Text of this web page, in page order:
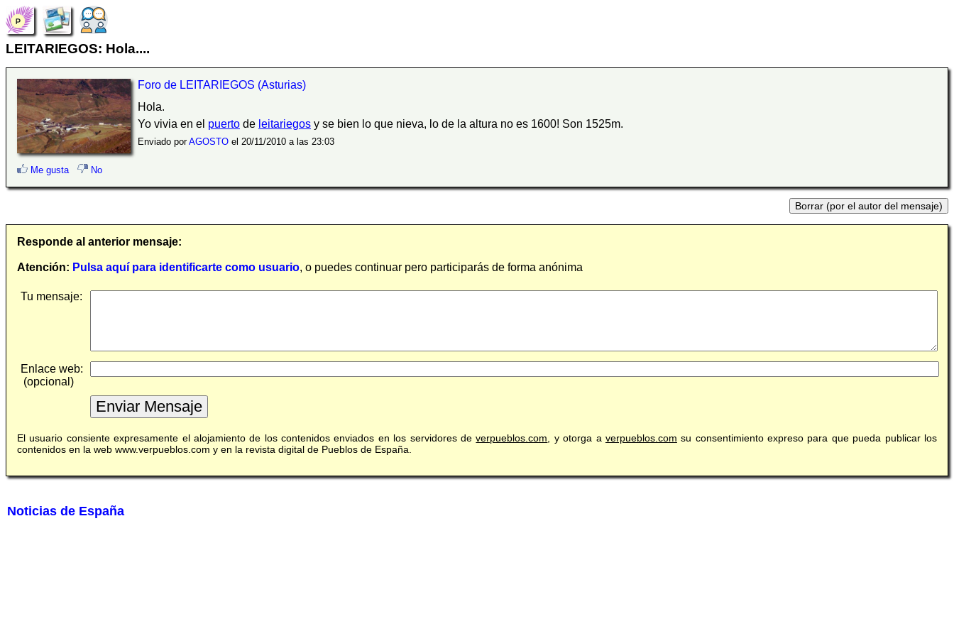
LEITARIEGOS: Hola....
Foro de LEITARIEGOS (Asturias)
Hola.
Yo vivia en el puerto de leitariegos y se bien lo que nieva, lo de la altura no es 1600! Son 1525m.
Enviado porAGOSTO el 20/11/2010 a las 23:03
Me gusta No
Responde al anterior mensaje:
Atención: Pulsa aquí para identificarte como usuario, o puedes continuar pero participarás de forma anónima
Tu mensaje:
Enlace web:
(opcional)
El usuario consiente expresamente el alojamiento de los contenidos enviados en los servidores deverpueblos.com , y otorga a verpueblos.com su consentimiento expreso para que pueda publicar los
contenidos en la web www.verpueblos.com y en la revista digital de Pueblos de España.
Noticias de España